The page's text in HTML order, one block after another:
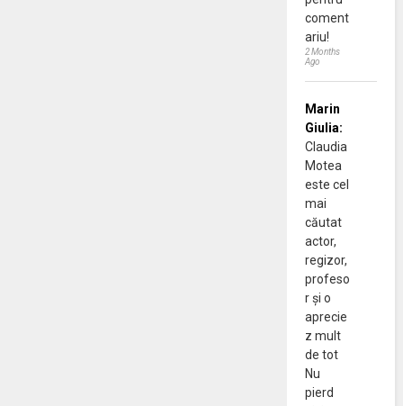
coment
ariu!
2 Months
Ago
Marin
Giulia:
Claudia
Motea
este cel
mai
căutat
actor,
regizor,
profeso
r și o
aprecie
z mult
de tot
Nu
pierd